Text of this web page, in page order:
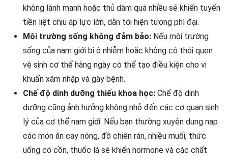
không lành mạnh hoặc thủ dâm quá nhiều sẽ khiến tuyến
tiền liệt chịu áp lực lớn, dẫn tới hiện tượng phì đại.
Môi trường sống không đảm bảo: Nếu môi trường
sống của nam giới bị ô nhiễm hoặc không có thói quen
vệ sinh cơ thể hàng ngày có thể tạo điều kiện cho vi
khuẩn xâm nhập và gây bệnh.
Chế độ dinh dưỡng thiếu khoa học: Chế độ dinh
dưỡng cũng ảnh hưởng không nhỏ đến các cơ quan sinh
lý của cơ thể nam giới. Nếu bạn thường xuyên dung nạp
các món ăn cay nóng, đồ chiên rán, nhiều muối, thức
uống có cồn, thuốc lá sẽ khiến hormone và các chất